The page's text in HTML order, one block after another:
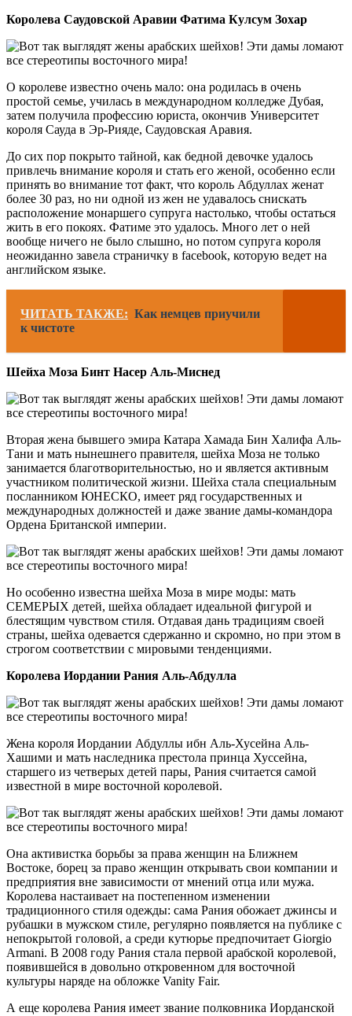
Королева Саудовской Аравии Фатима Кулсум Зохар
О королеве известно очень мало: она родилась в очень
простой семье, училась в международном колледже Дубая,
затем получила профессию юриста, окончив Университет
короля Сауда в Эр-Рияде, Саудовская Аравия.
До сих пор покрыто тайной, как бедной девочке удалось
привлечь внимание короля и стать его женой, особенно если
принять во внимание тот факт, что король Абдуллах женат
более 30 раз, но ни одной из жен не удавалось снискать
расположение монаршего супруга настолько, чтобы остаться
жить в его покоях. Фатиме это удалось. Много лет о ней
вообще ничего не было слышно, но потом супруга короля
неожиданно завела страничку в facebook, которую ведет на
английском языке.
ЧИТАТЬ ТАКЖЕ: Как немцев приучили
к чистоте
Шейха Моза Бинт Насер Аль-Миснед
Вторая жена бывшего эмира Катара Хамада Бин Халифа Аль-
Тани и мать нынешнего правителя, шейха Моза не только
занимается благотворительностью, но и является активным
участником политической жизни. Шейха стала специальным
посланником ЮНЕСКО, имеет ряд государственных и
международных должностей и даже звание дамы-командора
Ордена Британской империи.
Но особенно известна шейха Моза в мире моды: мать
СЕМЕРЫХ детей, шейха обладает идеальной фигурой и
блестящим чувством стиля. Отдавая дань традициям своей
страны, шейха одевается сдержанно и скромно, но при этом в
строгом соответствии с мировыми тенденциями.
Королева Иордании Рания Аль-Абдулла
Жена короля Иордании Абдуллы ибн Аль-Хусейна Аль-
Хашими и мать наследника престола принца Хуссейна,
старшего из четверых детей пары, Рания считается самой
известной в мире восточной королевой.
Она активистка борьбы за права женщин на Ближнем
Востоке, борец за право женщин открывать свои компании и
предприятия вне зависимости от мнений отца или мужа.
Королева настаивает на постепенном изменении
традиционного стиля одежды: сама Рания обожает джинсы и
рубашки в мужском стиле, регулярно появляется на публике с
непокрытой головой, а среди кутюрье предпочитает Giorgio
Armani. В 2008 году Рания стала первой арабской королевой,
появившейся в довольно откровенном для восточной
культуры наряде на обложке Vanity Fair.
А еще королева Рания имеет звание полковника Иорданской